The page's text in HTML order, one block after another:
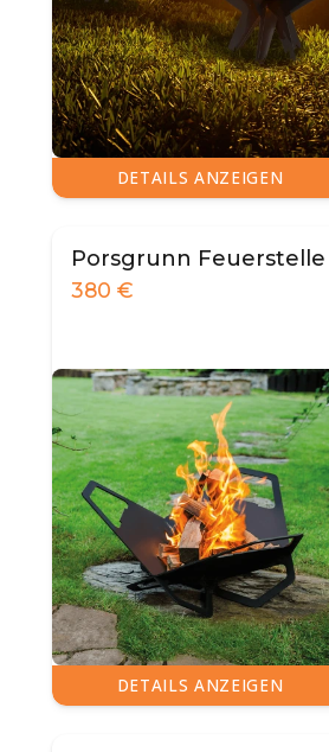
DETAILS ANZEIGEN
Porsgrunn Feuerstelle
380 €
DETAILS ANZEIGEN